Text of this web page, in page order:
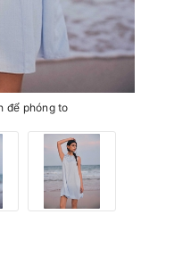
để phóng to